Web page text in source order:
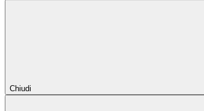
Chiudi